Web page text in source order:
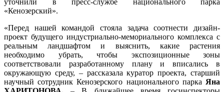
«Кенозерский».
«Перед нашей командой стояла задача соотнести дизайн-
проект будущего индустриально-мемориального комплекса с
реальным ландшафтом и выяснить, какие растения
необходимо убрать, чтобы экспозиционные зоны
соответствовали разработанному плану и вписались в
окружающую среду, – рассказала куратор проекта, старший
научный сотрудник Кенозерского национального парка Яна